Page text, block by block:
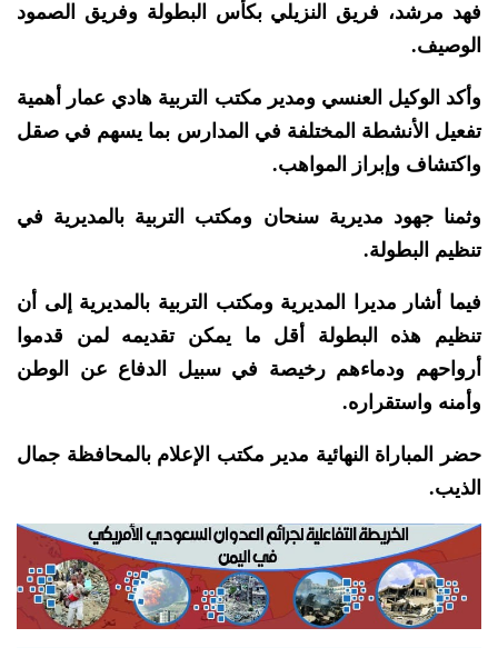
فهد مرشد، فريق النزيلي بكأس البطولة وفريق الصمود
الوصيف.
وأكد الوكيل العنسي ومدير مكتب التربية هادي عمار أهمية
تفعيل الأنشطة المختلفة في المدارس بما يسهم في صقل
واكتشاف وإبراز المواهب.
وثمنا جهود مديرية سنحان ومكتب التربية بالمديرية في
تنظيم البطولة.
فيما أشار مديرا المديرية ومكتب التربية بالمديرية إلى أن
تنظيم هذه البطولة أقل ما يمكن تقديمه لمن قدموا
أرواحهم ودماءهم رخيصة في سبيل الدفاع عن الوطن
وأمنه واستقراره.
حضر المباراة النهائية مدير مكتب الإعلام بالمحافظة جمال
الذيب.